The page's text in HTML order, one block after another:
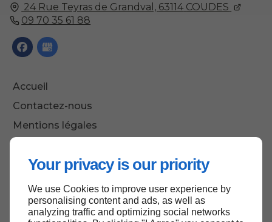
Your privacy is our priority
We use Cookies to improve user experience by
personalising content and ads, as well as
analyzing traffic and optimizing social networks
24 Rue Teyras de Grandval, 63114 COUDES
09 70 35 61 88
Accueil
Contactez-nous
Mentions légales
Haut de page